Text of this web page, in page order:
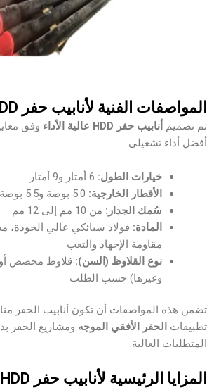
المواصفات الفنية لأنابيب حفر HDD عالية الأداء
تم تصميم أنابيب حفر HDD عالية الأداء
وفق
أفضل أداء تشغيلي:
خيارات الطول:
الأقطار الخارجية:
سُمك الجدار: من 10 مم إلى 12 مم
المادة: فولاذ سبائكي عالي الجودة،
مقاومة الإجهاد والتعب
نوع القلاوظ (السن):
وغيرها) حسب الطلب
تضمن هذه المواصفات أن تكون أنابيب الحفر
تطبيقات الحفر الأفقي الموجه ومشاريع الحفر
المتطلبات العالية.
المزايا الرئيسية لأنابيب حفر HDD عالية الأداء